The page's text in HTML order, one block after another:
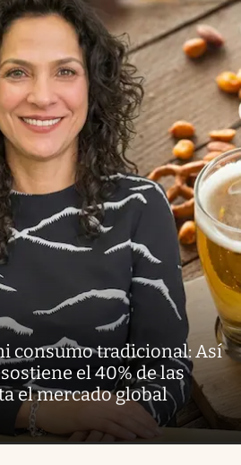
consumo tradicional: Así
el 40% de las
el mercado global